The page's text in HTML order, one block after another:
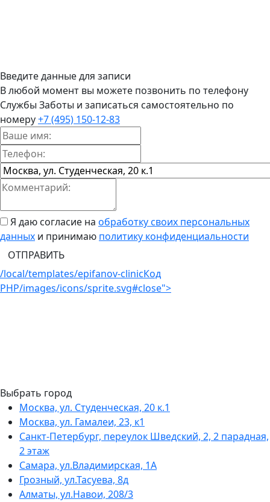
Введите данные для записи
В любой момент вы можете позвонить по телефону
Службы Заботы и записаться самостоятельно по
номеру+7 (495) 150-12-83
Я даю согласие на обработку своих персональных
данных и принимаю политику конфиденциальности
ОТПРАВИТЬ
/local/templates/epifanov-clinicКод
PHP/images/icons/sprite.svg#close">
Выбрать город
Москва, ул. Студенческая, 20 к.1
Москва, ул. Гамалеи, 23, к1
Санкт-Петербург, переулок Шведский, 2, 2 парадная,
2 этаж
Самара, ул.Владимирская, 1А
Грозный, ул.Тасуева, 8д
Алматы, ул.Навои, 208/3